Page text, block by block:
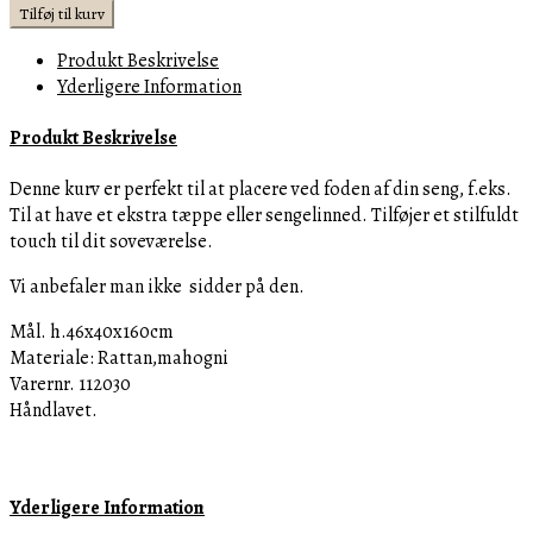
RR
Cobblers
Wharf
160x40
BESTILLINGSVARER
antal
Tilføj til kurv
Produkt Beskrivelse
Yderligere Information
Produkt Beskrivelse
Denne kurv er perfekt til at placere ved foden af din seng, f.eks.
Til at have et ekstra tæppe eller sengelinned. Tilføjer et stilfuldt
touch til dit soveværelse.
Vi anbefaler man ikke sidder på den.
Mål. h.46x40x160cm
Materiale: Rattan,mahogni
Varernr. 112030
Håndlavet.
Yderligere Information